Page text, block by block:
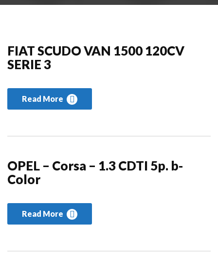
FIAT SCUDO VAN 1500 120CV
SERIE 3
Read More
OPEL – Corsa – 1.3 CDTI 5p. b-
Color
Read More